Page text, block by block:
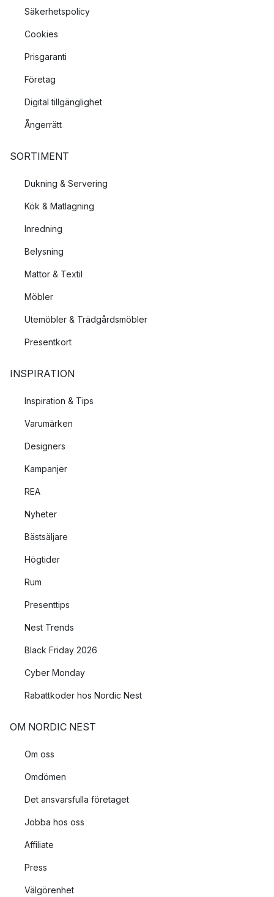
Säkerhetspolicy
Cookies
Prisgaranti
Företag
Digital tillgänglighet
Ångerrätt
SORTIMENT
Dukning & Servering
Kök & Matlagning
Inredning
Belysning
Mattor & Textil
Möbler
Utemöbler & Trädgårdsmöbler
Presentkort
INSPIRATION
Inspiration & Tips
Varumärken
Designers
Kampanjer
REA
Nyheter
Bästsäljare
Högtider
Rum
Presenttips
Nest Trends
Black Friday 2026
Cyber Monday
Rabattkoder hos Nordic Nest
OM NORDIC NEST
Om oss
Omdömen
Det ansvarsfulla företaget
Jobba hos oss
Affiliate
Press
Välgörenhet